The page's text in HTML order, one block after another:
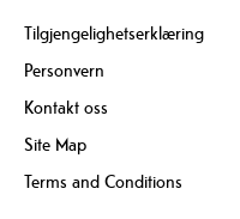
Tilgjengelighetserklæring
Personvern
Kontakt oss
Site Map
Terms and Conditions